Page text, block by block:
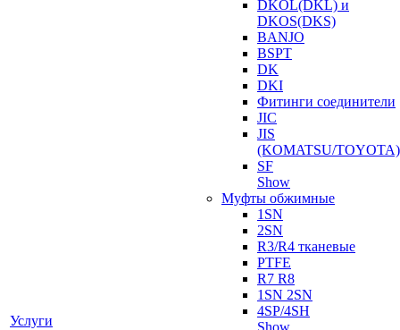
Услуги
DKOL(DKL) и
DKOS(DKS)
BANJO
BSPT
DK
DKI
Фитинги соединители
JIC
JIS
(KOMATSU/TOYOTA)
SF
Show
Муфты обжимные
1SN
2SN
R3/R4 тканевые
PTFE
R7 R8
1SN 2SN
4SP/4SH
Show